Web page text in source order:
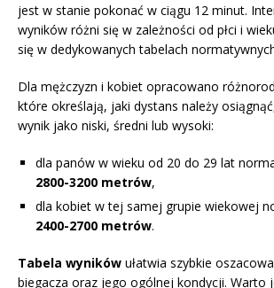
jest w stanie pokonać w ciągu 12 minut.
wyników różni się w zależności od płci i
się w dedykowanych tabelach
Dla mężczyzn i kobiet opracowano
które określają, jaki dystans należy
wynik jako niski, średni lub wysoki:
dla panów w wieku od 20 do 29 lat
2800-3200 metrów,
dla kobiet w tej samej grupie wiekowej
2400-2700 metrów.
Tabela wyników ułatwia szybkie
biegacza oraz jego ogólnej kondycji. Warto